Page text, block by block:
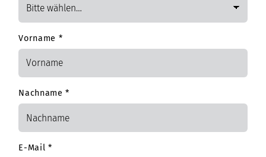
Vorname *
Nachname*
E-Mail *